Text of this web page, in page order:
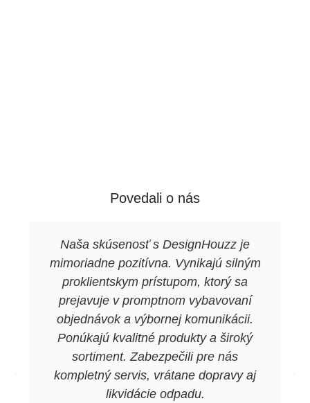
Povedali o nás
Naša skúsenosť s DesignHouzz je
mimoriadne pozitívna. Vynikajú silným
proklientskym prístupom, ktorý sa
prejavuje v promptnom vybavovaní
objednávok a výbornej komunikácii.
Ponúkajú kvalitné produkty a široký
sortiment. Zabezpečili pre nás
kompletný servis, vrátane dopravy aj
likvidácie odpadu.